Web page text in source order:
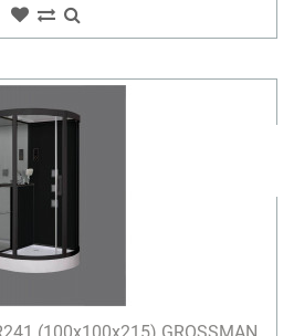
(100x100x215) GROSSMAN